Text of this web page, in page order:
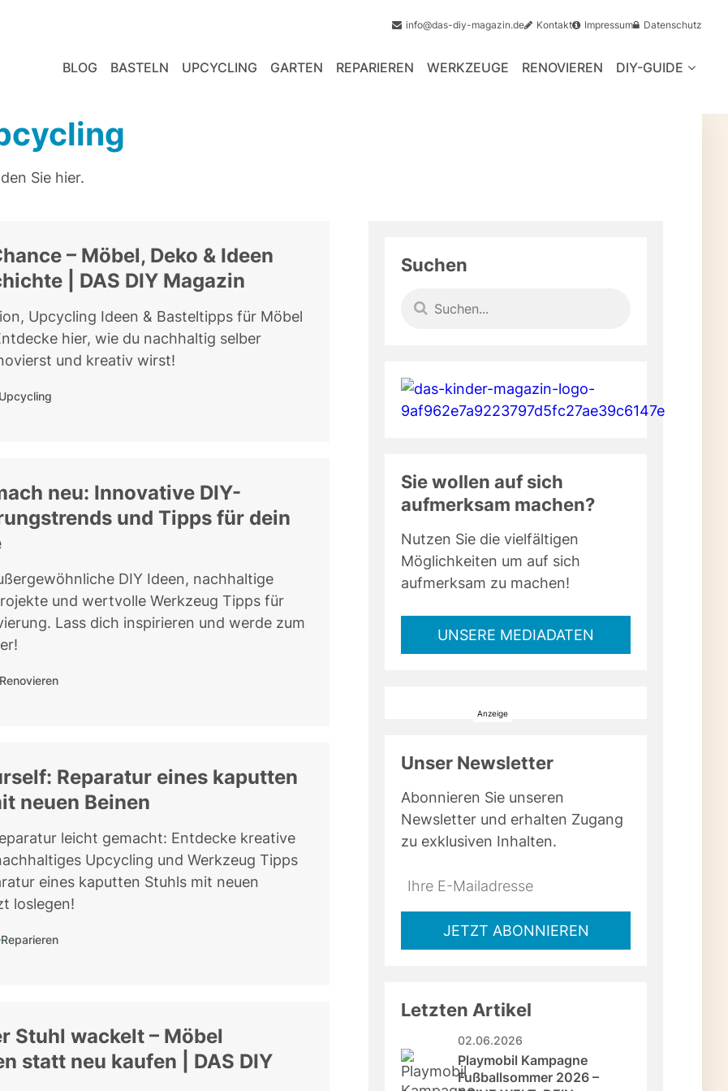
info@das-diy-magazin.de Kontakt Impressum Datenschutz
BLOG BASTELN UPCYCLING GARTEN REPARIEREN WERKZEUGE RENOVIEREN DIY-GUIDE
Sie hier.
– Möbel, Deko & Ideen
| DAS DIY Magazin
Upcycling Ideen & Basteltipps für Möbel
hier, wie du nachhaltig selber
und kreativ wirst!
neu: Innovative DIY-
und Tipps für dein
DIY Ideen, nachhaltige
und wertvolle Werkzeug Tipps für
Lass dich inspirieren und werde zum
Reparatur eines kaputten
neuen Beinen
leicht gemacht: Entdecke kreative
Upcycling und Werkzeug Tipps
eines kaputten Stuhls mit neuen
loslegen!
Reparieren
Stuhl wackelt – Möbel
statt neu kaufen | DAS DIY
Suchen
Sie wollen auf sich
aufmerksam machen?
Nutzen Sie die vielfältigen
Möglichkeiten um auf sich
aufmerksam zu machen!
UNSERE MEDIADATEN
Unser Newsletter
Abonnieren Sie unseren
Newsletter und erhalten Zugang
zu exklusiven Inhalten.
Do
*Ihre
Mailadresse:
JETZT ABONNIEREN
Letzten Artikel
02.06.2026
Playmobil Kampagne
Fußballsommer 2026 –